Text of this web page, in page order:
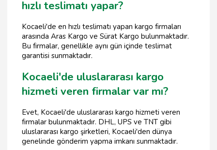
hızlı teslimatı yapar?
Kocaeli'de en hızlı teslimatı yapan kargo firmaları
arasında Aras Kargo ve Sürat Kargo bulunmaktadır.
Bu firmalar, genellikle aynı gün içinde teslimat
garantisi sunmaktadır.
Kocaeli'de uluslararası kargo
hizmeti veren firmalar var mı?
Evet, Kocaeli'de uluslararası kargo hizmeti veren
firmalar bulunmaktadır. DHL, UPS ve TNT gibi
uluslararası kargo şirketleri, Kocaeli'den dünya
genelinde gönderim yapma imkanı sunmaktadır.